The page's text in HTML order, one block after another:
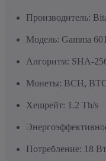
Производитель:
Модель: Gamma 601
Алгоритм: SHA-
Монеты: BCH,
Хешрейт: 1.2 Th/s
Потребление: 18 Вт